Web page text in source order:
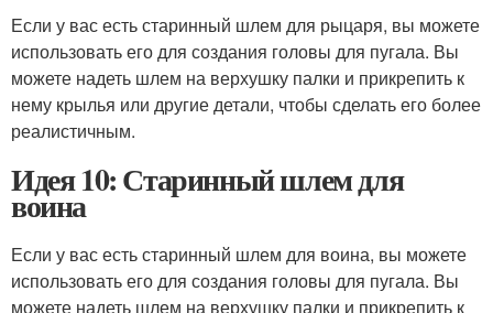
Если у вас есть старинный шлем для рыцаря, вы можете
использовать его для создания головы для пугала. Вы
можете надеть шлем на верхушку палки и прикрепить к
нему крылья или другие детали, чтобы сделать его более
реалистичным.
Идея 10: Старинный шлем для
воина
Если у вас есть старинный шлем для воина, вы можете
использовать его для создания головы для пугала. Вы
можете надеть шлем на верхушку палки и прикрепить к